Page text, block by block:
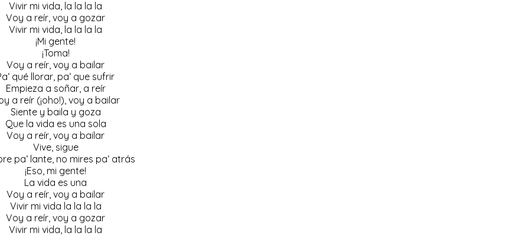
Vivir mi vida, la la la la
Voy a reír, voy a gozar
Vivir mi vida, la la la la
¡Mi gente!
¡Toma!
Voy a reír, voy a bailar
‘ qué llorar, pa‘ que sufrir
Empieza a soñar, a reír
a reír (¡oho!), voy a bailar
Siente y baila y goza
Que la vida es una sola
Voy a reír, voy a bailar
Vive, sigue
pa‘ lante, no mires pa‘ atrás
¡Eso, mi gente!
La vida es una
Voy a reír, voy a bailar
Vivir mi vida la la la la
Voy a reír, voy a gozar
Vivir mi vida, la la la la